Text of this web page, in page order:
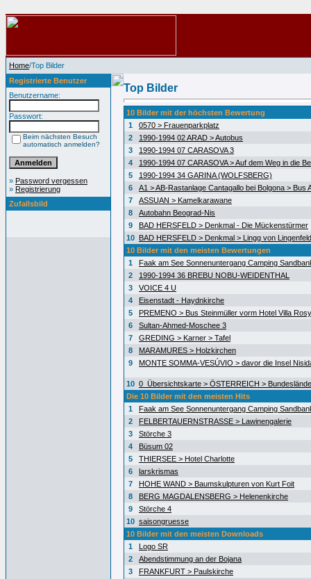
Home/Top Bilder
Registrierte Benutzer
Benutzername:
Passwort:
Beim nächsten Besuch
automatisch anmelden?
» Password vergessen
» Registrierung
Zufallsbild
Top Bilder
10 Bilder mit der höchsten Bewertung
1
0570 > Frauenparkplatz
2
1990-1994 02 ARAD > Autobus
3
1990-1994 07 CARASOVA 3
4
1990-1994 07 CARASOVA > Auf dem Weg in die
5
1990-1994 34 GARINA (WOLFSBERG)
6
A1 > AB-Rastanlage Cantagallo bei Bolgona > Bus
7
ASSUAN > Kamelkarawane
8
Autobahn Beograd-Nis
9
BAD HERSFELD > Denkmal - Die Mückenstürmer
10 BAD HERSFELD > Denkmal > Lingg von Lingenfeld
10 Bilder mit den meisten Bewertungen
1
Faak am See Sonnenuntergang Camping
2
1990-1994 36 BREBU NOBU-WEIDENTHAL
3
VOICE 4 U
4
Eisenstadt - Haydnkirche
5
PREMENO > Bus Steinmüller vorm Hotel Villa Rosy
6
Sultan-Ahmed-Moschee 3
7
GREDING > Karner > Tafel
8
MARAMURES > Holzkirchen
9
MONTE SOMMA-VESÚVIO > davor die Insel
10 0_Übersichtskarte > ÖSTERREICH >
Die 10 Bilder mit den meisten Hits
1
Faak am See Sonnenuntergang Camping
2
FELBERTAUERNSTRASSE > Lawinengalerie
3
Störche 3
4
Büsum 02
5
THIERSEE > Hotel Charlotte
6
larskrismas
7
HOHE WAND > Baumskulpturen von Kurt Foit
8
BERG MAGDALENSBERG > Helenenkirche
9
Störche 4
10 saisongruesse
10 Bilder mit den meisten Downloads
1
Logo SR
2
Abendstimmung an der Bojana
3
FRANKFURT > Paulskirche